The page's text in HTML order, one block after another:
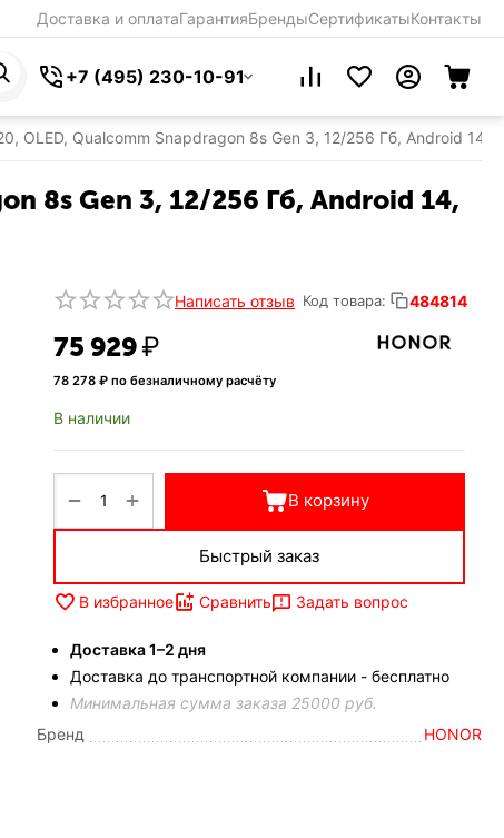
Доставка и оплатаГарантияБрендыСертификатыКонтакты
+7 (495) 230-10-91
OLED, Qualcomm Snapdragon 8s Gen 3, 12/256 Гб, Android
8s Gen 3, 12/256 Гб, Android 14,
Написать отзыв Код товара: 484814
75 929₽
78 278 ₽ по безналичному расчёту
В наличии
+
− В корзину
Быстрый заказ
В избранное Сравнить Задать вопрос
Доставка 1–2 дня
Доставка до транспортной компании - бесплатно
Минимальная сумма заказа 25000 руб.
Бренд
HONOR